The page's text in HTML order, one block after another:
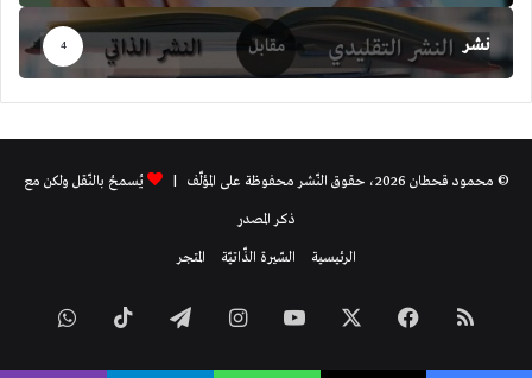
نشر 4
© محمود قحطان 2026، حقوق النّشر محفوظة على المؤلّف |
يُسمحُ بالنّقل ولكن مع
ذكر المصدر
الرئيسية
السّيرة الذّاتيّة المتجر
ملخص
الموقع
فيسبوك ‫YouTubeانستقرامتيلقرام ‫TikTokواتساب